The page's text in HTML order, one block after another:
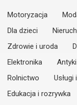
Motoryzacja
Dla dzieci
Zdrowie i uroda
Elektronika
Rolnictwo
Usługi
Edukacja i rozrywka